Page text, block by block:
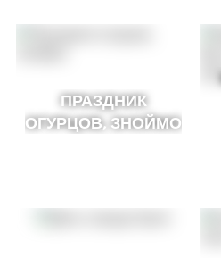
ПРАЗДНИК
ОГУРЦОВ, ЗНОЙМО